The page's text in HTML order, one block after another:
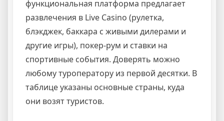
функциональная платформа предлагает
развлечения в Live Casino (рулетка,
блэкджек, баккара с живыми дилерами и
другие игры), покер-рум и ставки на
спортивные события. Доверять можно
любому туроператору из первой десятки. В
таблице указаны основные страны, куда
они возят туристов.